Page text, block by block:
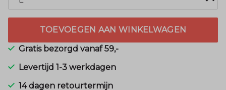
TOEVOEGEN AAN WINKELWAGEN
Gratis bezorgd vanaf 59,-
Levertijd 1-3 werkdagen
14 dagen retourtermijn